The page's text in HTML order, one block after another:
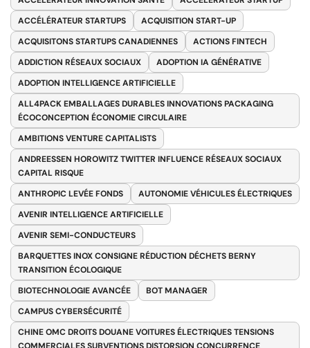
ACCÉLÉRATEUR STARTUPS
ACQUISITION START-UP
ACQUISITONS STARTUPS CANADIENNES
ACTIONS FINTECH
ADDICTION RÉSEAUX SOCIAUX
ADOPTION IA GÉNÉRATIVE
ADOPTION INTELLIGENCE ARTIFICIELLE
ALL4PACK EMBALLAGES DURABLES INNOVATIONS PACKAGING
ÉCOCONCEPTION ÉCONOMIE CIRCULAIRE
AMBITIONS VENTURE CAPITALISTS
ANDREESSEN HOROWITZ TWITTER INFLUENCE RÉSEAUX SOCIAUX
CAPITAL RISQUE
ANTHROPIC LEVÉE FONDS
AUTONOMIE VÉHICULES ÉLECTRIQUES
AVENIR INTELLIGENCE ARTIFICIELLE
AVENIR SEMI-CONDUCTEURS
BARQUETTES INOX CONSIGNE RÉDUCTION DÉCHETS BERNY
TRANSITION ÉCOLOGIQUE
BIOTECHNOLOGIE AVANCÉE
BOT MANAGER
CAMPUS CYBERSÉCURITÉ
CHINE OMC DROITS DOUANE VOITURES ÉLECTRIQUES TENSIONS